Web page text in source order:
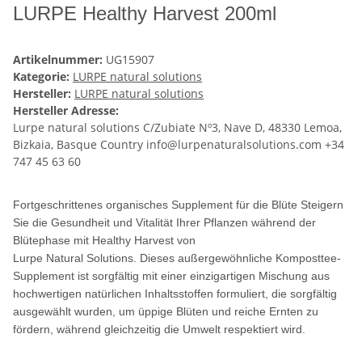
LURPE Healthy Harvest 200ml
Artikelnummer: UG15907
Kategorie: LURPE natural solutions
Hersteller: LURPE natural solutions
Hersteller Adresse:
Lurpe natural solutions C/Zubiate Nº3, Nave D, 48330 Lemoa,
Bizkaia, Basque Country info@lurpenaturalsolutions.com +34
747 45 63 60
Fortgeschrittenes organisches Supplement für die Blüte Steigern
Sie die Gesundheit und Vitalität Ihrer Pflanzen während der
Blütephase mit Healthy Harvest von
Lurpe Natural Solutions. Dieses außergewöhnliche Komposttee-
Supplement ist sorgfältig mit einer einzigartigen Mischung aus
hochwertigen natürlichen Inhaltsstoffen formuliert, die sorgfältig
ausgewählt wurden, um üppige Blüten und reiche Ernten zu
fördern, während gleichzeitig die Umwelt respektiert wird.